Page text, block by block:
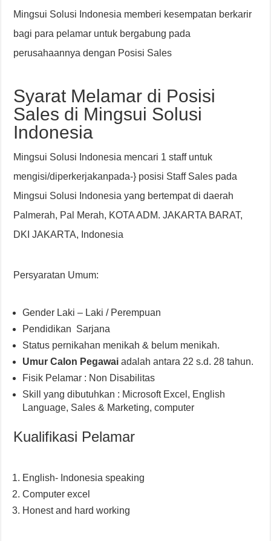
Mingsui Solusi Indonesia memberi kesempatan berkarir
bagi para pelamar untuk bergabung pada
perusahaannya dengan Posisi Sales
Syarat Melamar di Posisi
Sales di Mingsui Solusi
Indonesia
Mingsui Solusi Indonesia mencari 1 staff untuk
mengisi/diperkerjakanpada-} posisi Staff Sales pada
Mingsui Solusi Indonesia yang bertempat di daerah
Palmerah, Pal Merah, KOTA ADM. JAKARTA BARAT,
DKI JAKARTA, Indonesia
Persyaratan Umum:
Gender Laki – Laki / Perempuan
Pendidikan Sarjana
Status pernikahan menikah & belum menikah.
Umur Calon Pegawaiadalah antara 22 s.d. 28 tahun.
Fisik Pelamar : Non Disabilitas
Skill yang dibutuhkan : Microsoft Excel, English
Language, Sales & Marketing, computer
Kualifikasi Pelamar
English- Indonesia speaking
Computer excel
Honest and hard working